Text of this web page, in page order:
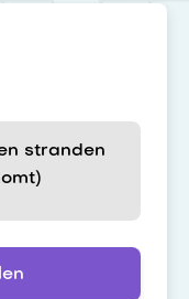
stranden